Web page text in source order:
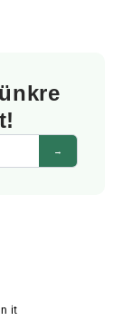
→
it